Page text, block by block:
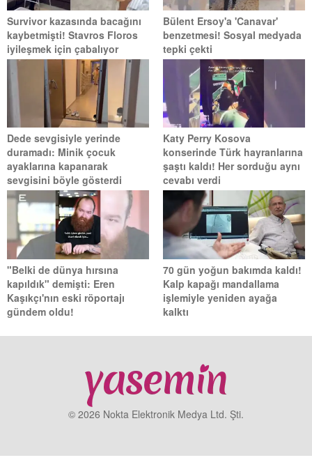
Survivor kazasında bacağını
kaybetmişti! Stavros Floros
iyileşmek için çabalıyor
Bülent Ersoy'a 'Canavar'
benzetmesi! Sosyal medyada
tepki çekti
Dede sevgisiyle yerinde
duramadı: Minik çocuk
ayaklarına kapanarak
sevgisini böyle gösterdi
Katy Perry Kosova
konserinde Türk hayranlarına
şaştı kaldı! Her sorduğu aynı
cevabı verdi
"Belki de dünya hırsına
kapıldık" demişti: Eren
Kaşıkçı'nın eski röportajı
gündem oldu!
70 gün yoğun bakımda kaldı!
Kalp kapağı mandallama
işlemiyle yeniden ayağa
kalktı
© 2026 Nokta Elektronik Medya Ltd. Şti.